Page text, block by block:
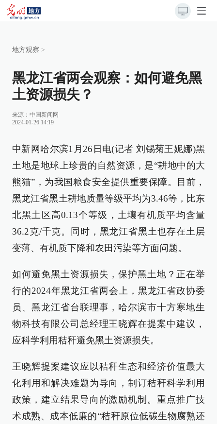
地方观察 >
黑龙江省两会观察：如何避免黑
土资源损失？
来源： 中国新闻网
2024-01-26 14:19
中新网哈尔滨1月26日电(记者 刘锡菊王妮娜)黑
土地是地球上珍贵的自然资源，是“耕地中的大
熊猫”，为我国粮食安全提供重要保障。目前，
黑龙江省黑土耕地质量等级平均为3.46等，比东
北黑土区高0.13个等级，土壤有机质平均含量
36.2克/千克。同时，黑龙江省黑土也存在土层
变薄、有机质下降和农田污染等方面问题。
如何避免黑土资源损失，保护黑土地？正在举
行的2024年黑龙江省两会上，黑龙江省政协委
员、黑龙江省台联理事，哈尔滨市十方寒地生
物科技有限公司总经理王晓辉在提案中建议，
应科学利用秸秆避免黑土资源损失。
王晓辉提案建议应以秸秆生态和经济价值最大
化利用和解决难题为导向，制订秸秆科学利用
政策，建立结果导向的激励机制。重点推广技
术成熟、成本低廉的“秸秆原位低碳生物腐熟还